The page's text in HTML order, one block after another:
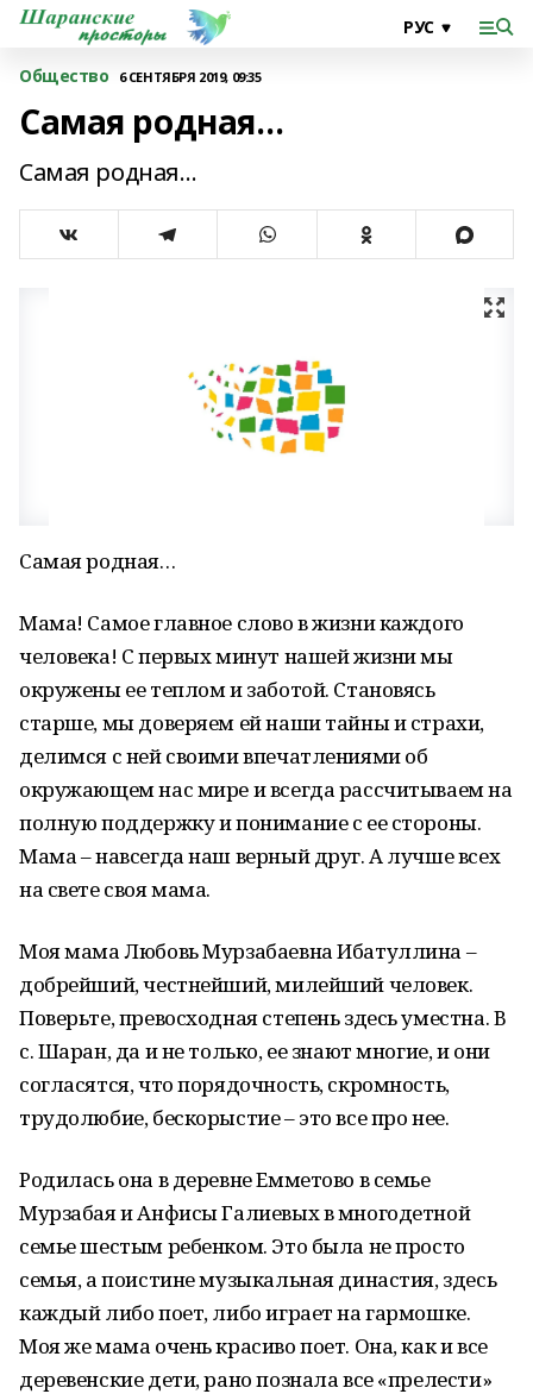
Общество 6 СЕНТЯБРЯ 2019, 09:35
Самая родная…
Самая родная…
Самая родная…
Мама! Самое главное слово в жизни каждого
человека! С первых минут нашей жизни мы
окружены ее теплом и заботой. Становясь
старше, мы доверяем ей наши тайны и страхи,
делимся с ней своими впечатлениями об
окружающем нас мире и всегда рассчитываем на
полную поддержку и понимание с ее стороны.
Мама – навсегда наш верный друг. А лучше всех
на свете своя мама.
Моя мама Любовь Мурзабаевна Ибатуллина –
добрейший, честнейший, милейший человек.
Поверьте, превосходная степень здесь уместна. В
с. Шаран, да и не только, ее знают многие, и они
согласятся, что порядочность, скромность,
трудолюбие, бескорыстие – это все про нее.
Родилась она в деревне Емметово в семье
Мурзабая и Анфисы Галиевых в многодетной
семье шестым ребенком. Это была не просто
семья, а поистине музыкальная династия, здесь
каждый либо поет, либо играет на гармошке.
Моя же мама очень красиво поет. Она, как и все
деревенские дети, рано познала все «прелести»